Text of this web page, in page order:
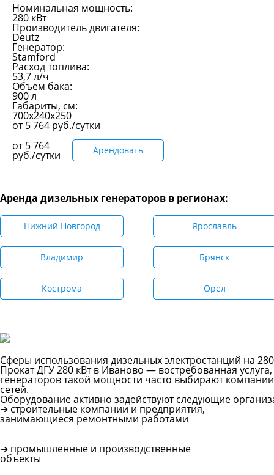
Номинальная мощность:
280 кВт
Производитель двигателя:
Deutz
Генератор:
Stamford
Расход топлива:
53,7 л/ч
Объем бака:
900 л
Габариты, см:
700x240x250
от5 764 руб./сутки
от5 764
руб./сутки Арендовать
Аренда дизельных генераторов в регионах:
Нижний Новгород Ярославль
Владимир Брянск
Кострома Орел
Сферы использования дизельных электростанций на
Прокат ДГУ 280 кВт в Иваново — востребованная
генераторов такой мощности часто выбирают
сетей.
Оборудование активно задействуют следующие
➔ строительные компании и предприятия,
занимающиеся ремонтными работами
➔ промышленные и производственные
объекты